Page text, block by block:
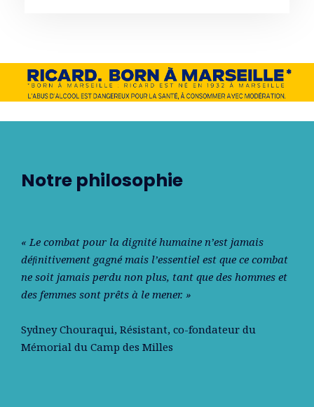
Notre philosophie
« Le combat pour la dignité humaine n’est jamais
déﬁnitivement gagné mais l’essentiel est que ce combat
ne soit jamais perdu non plus, tant que des hommes et
des femmes sont prêts à le mener. »
Sydney Chouraqui, Résistant, co-fondateur du
Mémorial du Camp des Milles